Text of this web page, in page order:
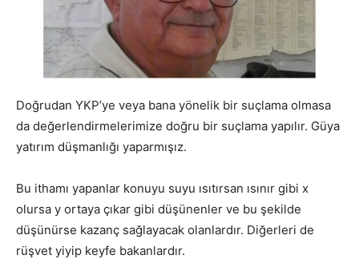
Doğrudan YKP’ye veya bana yönelik bir suçlama olmasa
da değerlendirmelerimize doğru bir suçlama yapılır. Güya
yatırım düşmanlığı yaparmışız.
Bu ithamı yapanlar konuyu suyu ısıtırsan ısınır gibi x
olursa y ortaya çıkar gibi düşünenler ve bu şekilde
düşünürse kazanç sağlayacak olanlardır. Diğerleri de
rüşvet yiyip keyfe bakanlardır.